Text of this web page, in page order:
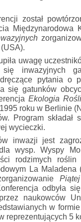
został
Międzynarodowa
uwagę
się inwazyjnych
pytania o
się gatunków
Ekologia
roku w Berlinie
Program składał
wycieczki.
inwazji jest
wysp. Wyspy
rodzimych
La Maladena
odbyła
naukowców
w
reprezentujących 5